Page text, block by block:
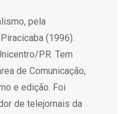
pela
(1996).
PR. Tem
de Comunicação,
e edição. Foi
de telejornais da